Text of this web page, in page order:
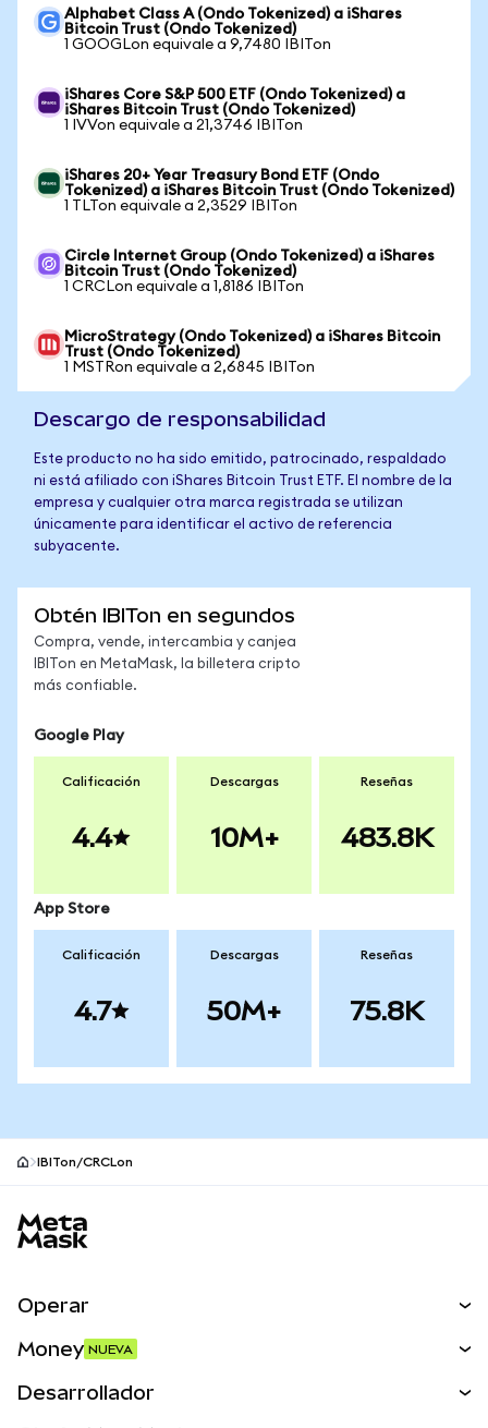
Alphabet Class A (Ondo Tokenized) a iShares
Bitcoin Trust (Ondo Tokenized)
1 GOOGLon equivale a 9,7480 IBITon
iShares Core S&P 500 ETF (Ondo Tokenized) a
iShares Bitcoin Trust (Ondo Tokenized)
1 IVVon equivale a 21,3746 IBITon
iShares 20+ Year Treasury Bond ETF (Ondo
Tokenized) a iShares Bitcoin Trust (Ondo Tokenized)
1 TLTon equivale a 2,3529 IBITon
Circle Internet Group (Ondo Tokenized) a iShares
Bitcoin Trust (Ondo Tokenized)
1 CRCLon equivale a 1,8186 IBITon
MicroStrategy (Ondo Tokenized) a iShares Bitcoin
Trust (Ondo Tokenized)
1 MSTRon equivale a 2,6845 IBITon
Descargo de responsabilidad
Este producto no ha sido emitido, patrocinado, respaldado
ni está afiliado con iShares Bitcoin Trust ETF. El nombre de la
empresa y cualquier otra marca registrada se utilizan
únicamente para identificar el activo de referencia
subyacente.
Obtén IBITon en segundos
Compra, vende, intercambia y canjea
IBITon en MetaMask, la billetera cripto
más confiable.
Google Play
Calificación
4.4
Descargas
10M+
Reseñas
483.8K
App Store
Calificación
4.7
Descargas
50M+
Reseñas
75.8K
IBITon/CRCLon
Operar
Money NUEVA
Desarrollador